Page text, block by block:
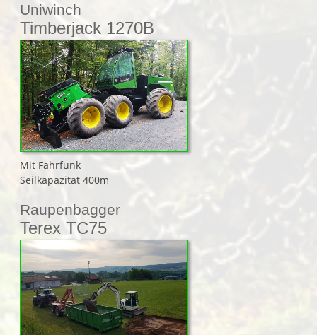
Uniwinch
Timberjack 1270B
Mit Fahrfunk
Seilkapazität 400m
Raupenbagger
Terex TC75